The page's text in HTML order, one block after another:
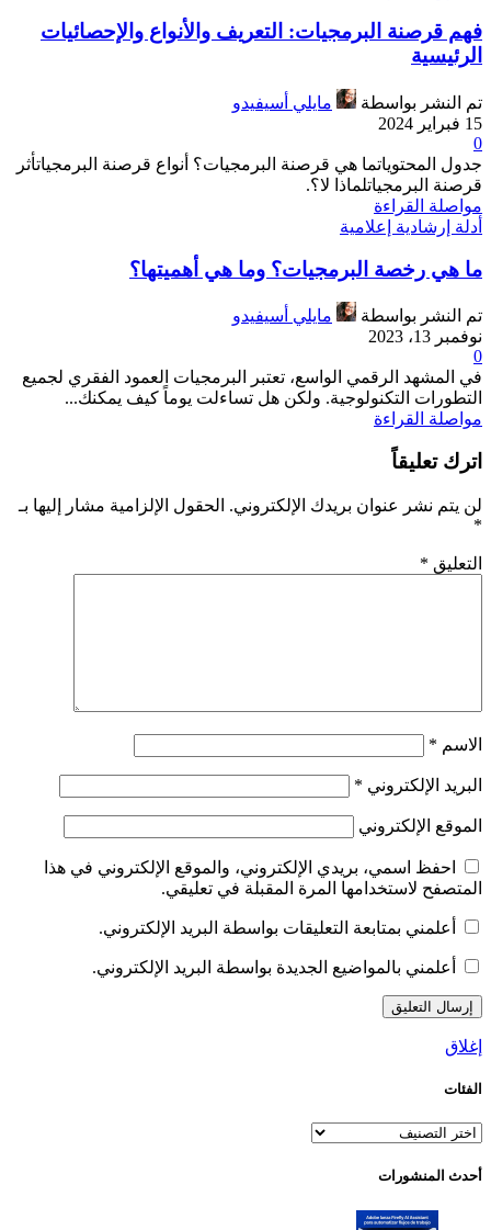
فهم قرصنة البرمجيات: التعريف والأنواع والإحصائيات
الرئيسية
تم النشر بواسطة
مايلي أسيفيدو
15 فبراير 2024
0
جدول المحتوياتما هي قرصنة البرمجيات؟ أنواع قرصنة البرمجياتأثر
قرصنة البرمجياتلماذا لا؟.
مواصلة القراءة
أدلة إرشادية إعلامية
ما هي رخصة البرمجيات؟ وما هي أهميتها؟
تم النشر بواسطة
مايلي أسيفيدو
نوفمبر 13، 2023
0
في المشهد الرقمي الواسع، تعتبر البرمجيات العمود الفقري لجميع
التطورات التكنولوجية. ولكن هل تساءلت يوماً كيف يمكنك...
مواصلة القراءة
اترك تعليقاً
لن يتم نشر عنوان بريدك الإلكتروني. الحقول الإلزامية مشار إليها بـ
*
التعليق *
الاسم *
البريد الإلكتروني *
الموقع الإلكتروني
احفظ اسمي، بريدي الإلكتروني، والموقع الإلكتروني في هذا
المتصفح لاستخدامها المرة المقبلة في تعليقي.
أعلمني بمتابعة التعليقات بواسطة البريد الإلكتروني.
أعلمني بالمواضيع الجديدة بواسطة البريد الإلكتروني.
إغلاق
الفئات
الفئات
أحدث المنشورات